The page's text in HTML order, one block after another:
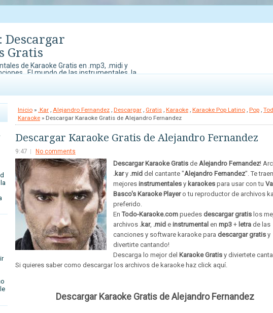
Descargar
Gratis
de Karaoke Gratis en .mp3, .midi y
. El mundo de las instrumentales, la
no te puedes perder para demostrar
Inicio » .Kar , Alejandro Fernandez , Descargar , Gratis , Karaoke , Karaoke Pop Latino , Pop ,
Karaoke » Descargar Karaoke Gratis de Alejandro Fernandez
Descargar Karaoke Gratis de Alejandro Fernandez
9:47 No comments
Descargar Karaoke Gratis de Alejandro Fernandez!
.kary .mid del cantante "Alejandro Fernandez". Te
mejores instrumentales y karaokes para usar con tu
Basco's Karaoke Playero tu reproductor de archivos
preferido.
En Todo-Karaoke.com puedes descargar gratis los
archivos .kar, .mid e instrumental en mp3 + letra de las
canciones y software karaoke para descargar gratis y
divertirte cantando!
Descarga lo mejor del Karaoke Gratis y diviertete
Si quieres saber como descargar los archivos de karaoke haz click aquí.
Descargar Karaoke Gratis de Alejandro Fernandez